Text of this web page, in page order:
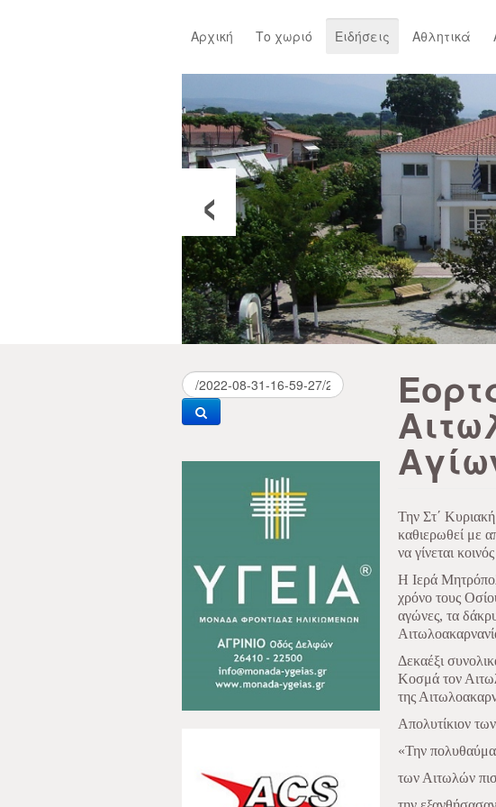
Αρχική Το χωριό Ειδήσεις Αθλητικά
‹
Την Στ΄
καθιερωθεί με
να γίνεται
Η Ιερά
χρόνο τους
αγώνες, τα
Δεκαέξι
Κοσμά τον
της
Απολυτίκιον
«Την
των Αιτωλών